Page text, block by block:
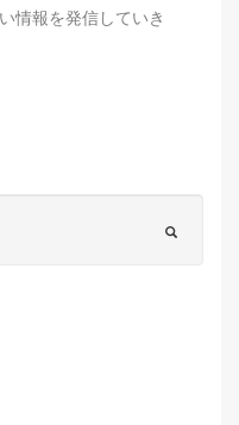
情報を発信していき